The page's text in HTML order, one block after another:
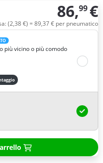
86,99 €
(2,38€) = 89,37€ per pneumatico
più vicino o più comodo